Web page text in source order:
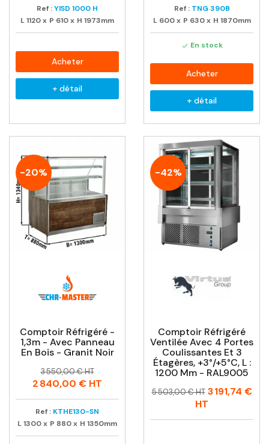
Ref :YISD 1000 H
L1120x P 610x H 1973mm
Acheter
+ détail
Ref : TNG 390B
L 600 x P 630 x H 1870mm
 En stock
Acheter
+ détail
-20%
Comptoir Réfrigéré -
1,3m - Avec Panneau
En Bois - Granit Noir
Prix
Prix
habituel
3 550,00 € HT
2 840,00 € HT
Ref : KTHE130-SN
L1300x P 880x H 1350mm
-42%
Comptoir Réfrigéré
Ventilée Avec 4 Portes
Coulissantes Et 3
Étagères, +3°/+5°C, L :
1200 Mm - RAL9005
Prix
Prix
5 503,00 € HT 3 191,74 €
HT